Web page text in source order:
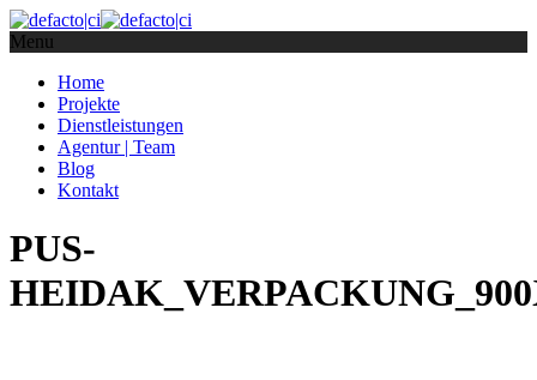
Menu
Home
Projekte
Dienstleistungen
Agentur | Team
Blog
Kontakt
PUS-